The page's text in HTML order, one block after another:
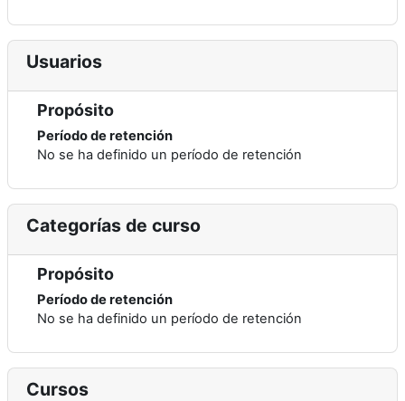
Usuarios
Propósito
Período de retención
No se ha definido un período de retención
Categorías de curso
Propósito
Período de retención
No se ha definido un período de retención
Cursos